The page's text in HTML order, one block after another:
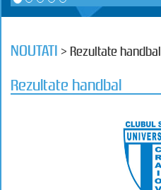
NOUTATI > Rezultate handbal
Rezultate handbal